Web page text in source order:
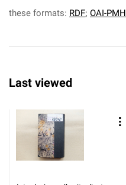
these formats: RDF; OAI-PMH
Last viewed